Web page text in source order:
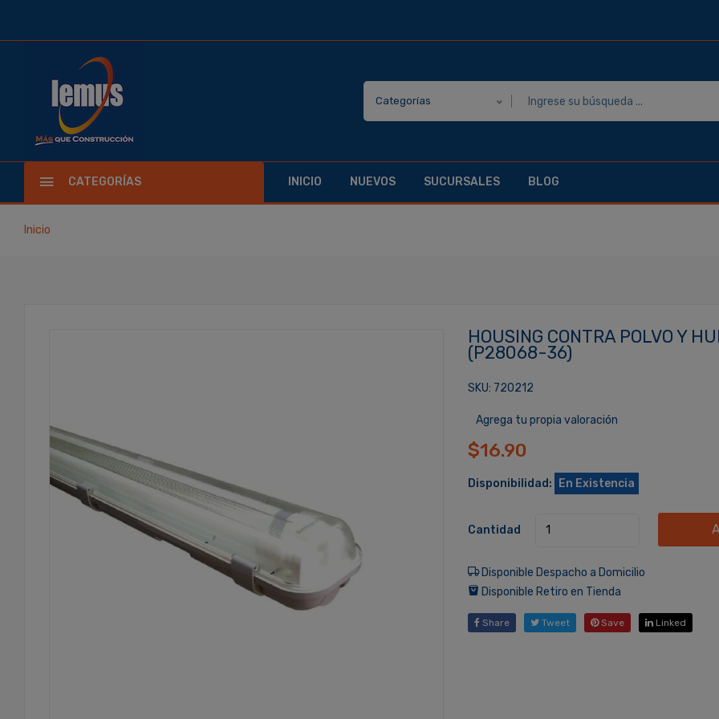
Categorías
CATEGORÍAS INICIO NUEVOS SUCURSALES BLOG
Inicio
HOUSING CONTRA POLVO Y
(P28068-36)
SKU: 720212
Agrega tu propia valoración
$16.90
Disponibilidad: En Existencia
Cantidad
Disponible Despacho a Domicilio
Disponible Retiro en Tienda
Share Tweet Save Linked